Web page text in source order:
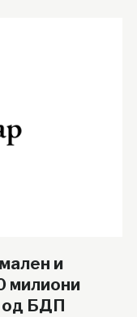
и
милиони
од БДП